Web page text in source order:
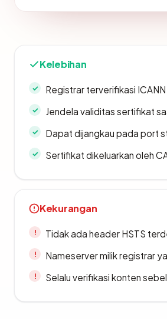
Kelebihan
Registrar terverifikasi ICANN
Jendela validitas sertifikat
Dapat dijangkau pada port
Sertifikat dikeluarkan oleh
Kekurangan
Tidak ada header HSTS
Nameserver milik registrar
Selalu verifikasi konten